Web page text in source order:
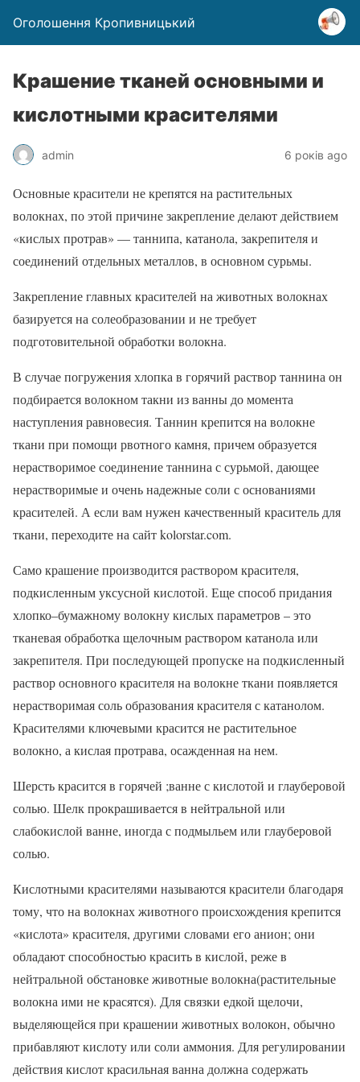
Оголошення Кропивницький
Крашение тканей основными и
кислотными красителями
admin 6 років ago
Оcновные красители не крепятся на растительных
волокнах, по этой причине закрепление делают действием
«кислых протрав» — таннипа, катанола, закрепителя и
соединений отдельных металлов, в основном сурьмы.
Закрепление главных красителей на животных волокнах
базируется на солеобразовании и не требует
подготовительной обработки волокна.
В случае погружения хлопка в горячий раствор таннина он
подбирается волокном такни из ванны до момента
наступления равновесия. Таннин крепится на волокне
ткани при помощи рвотного камня, причем образуется
нерастворимое соединение таннина с сурьмой, дающее
нерастворимые и очень надежные соли с основаниями
красителей. А если вам нужен качественный краситель для
ткани, переходите на сайт kolorstar.com.
Само крашение производится раствором красителя,
подкисленным уксусной кислотой. Еще способ придания
хлопко–бумажному волокну кислых параметров – это
тканевая обработка щелочным раствором катанола или
закрепителя. При последующей пропуске на подкисленный
раствор основного красителя на волокне ткани появляется
нерастворимая соль образования красителя с катанолом.
Красителями ключевыми красится не растительное
волокно, а кислая протрава, осажденная на нем.
Шерсть красится в горячей ;ванне с кислотой и глауберовой
солью. Шелк прокрашивается в нейтральной или
слабокислой ванне, иногда с подмыльем или глауберовой
солью.
Кислотными красителями называются красители благодаря
тому, что на волокнах животного происхождения крепится
«кислота» красителя, другими словами его анион; они
обладают способностью красить в кислой, реже в
нейтральной обстановке животные волокна(растительные
волокна ими не красятся). Для связки едкой щелочи,
выделяющейся при крашении животных волокон, обычно
прибавляют кислоту или соли аммония. Для регулировании
действия кислот красильная ванна должна содержать